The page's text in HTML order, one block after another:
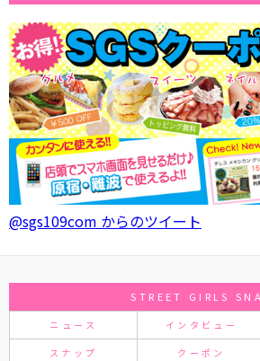
@sgs109com からのツイート
STREET GIRLS
ニュース インタビュー
スナップ クーポン